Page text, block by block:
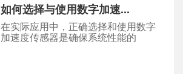
如何选择与使用数字加速...
在实际应用中，正确选择和使用数字
加速度传感器是确保系统性能的